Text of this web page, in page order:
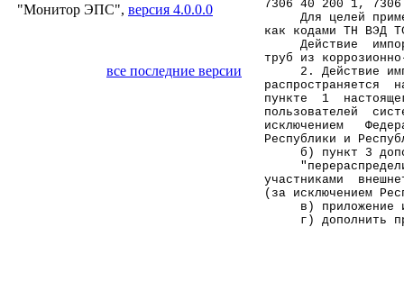
"Монитор ЭПС", версия 4.0.0.0
все последние версии
7306 40 200 1,
Для целей
как кодами
Действие
труб из
2. Действие
распространяется
пункте  1
пользователей
исключением
б) пункт
участниками
(за
в)
г)